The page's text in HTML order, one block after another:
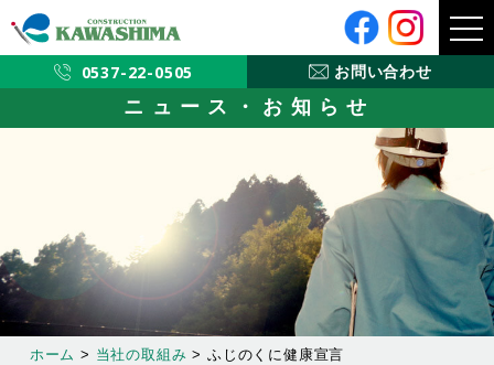
ニ
0537-22-0505 お問い合わせ
ニュース・お知らせ
ホーム > 当社の取組み > ふじのくに健康宣言